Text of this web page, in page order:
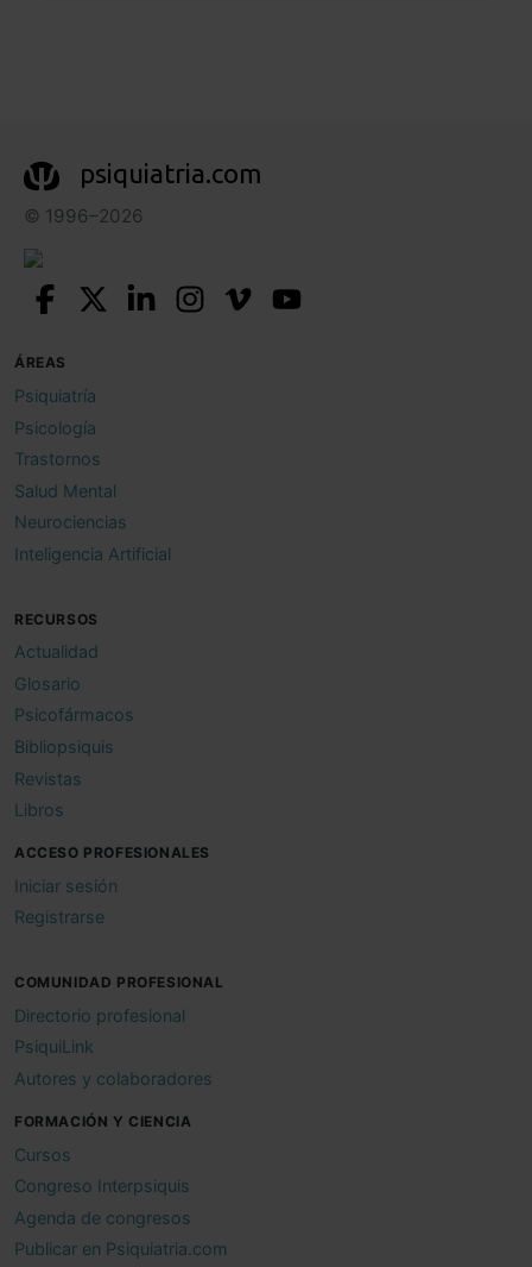
psiquiatria.com
© 1996–2026
ÁREAS
Psiquiatría
Psicología
Trastornos
Salud Mental
Neurociencias
Inteligencia Artificial
RECURSOS
Actualidad
Glosario
Psicofármacos
Bibliopsiquis
Revistas
Libros
ACCESO PROFESIONALES
Iniciar sesión
Registrarse
COMUNIDAD PROFESIONAL
Directorio profesional
PsiquiLink
Autores y colaboradores
FORMACIÓN Y CIENCIA
Cursos
Congreso Interpsiquis
Agenda de congresos
Publicar en Psiquiatria.com